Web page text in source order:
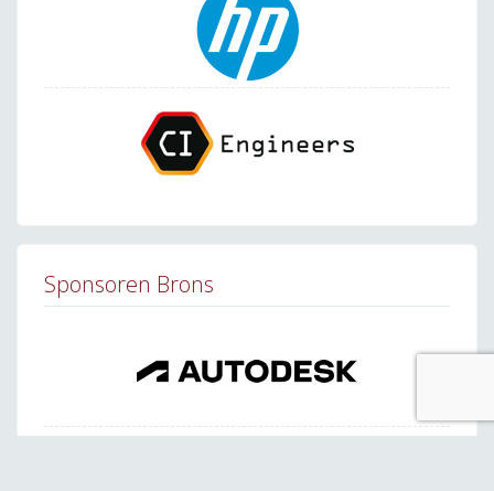
Sponsoren Brons